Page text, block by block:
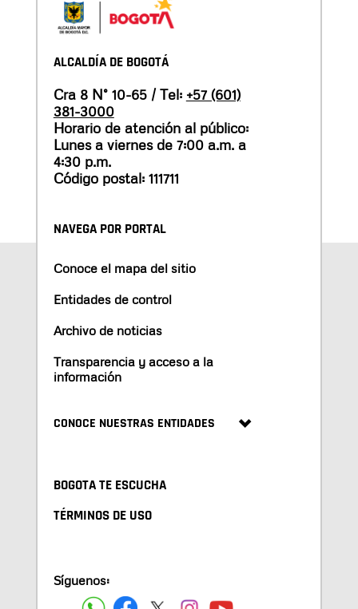
ALCALDÍA DE BOGOTÁ
Cra 8 N° 10-65 / Tel: +57 (601)
381-3000
Horario de atención al público:
Lunes a viernes de 7:00 a.m. a
4:30 p.m.
Código postal: 111711
NAVEGA POR PORTAL
Conoce el mapa del sitio
Entidades de control
Archivo de noticias
Transparencia y acceso a la
información
CONOCE NUESTRAS ENTIDADES
BOGOTA TE ESCUCHA
TÉRMINOS DE USO
Síguenos: